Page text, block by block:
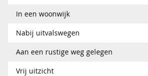
In een woonwijk
Nabij uitvalswegen
Aan een rustige weg gelegen
Vrij uitzicht